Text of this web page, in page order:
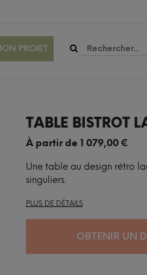
PROJET
TABLE BISTROT
À partir de 1 079,00€
Une table au design rétro
singuliers.
PLUS DE DÉTAILS
OBTENIR UN